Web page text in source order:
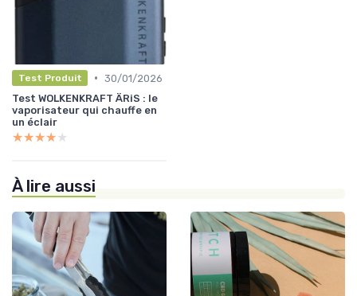
Test Produit • 30/01/2026
Test WOLKENKRAFT ÄRiS : le
vaporisateur qui chauffe en
un éclair
★★★★★
★★★★★
À lire aussi